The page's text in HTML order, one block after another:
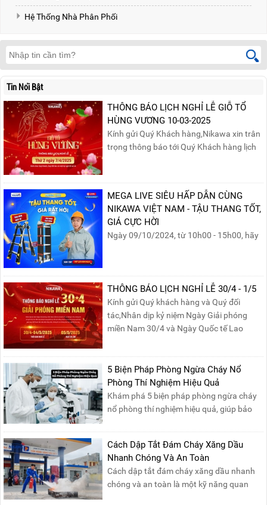
Hệ Thống Nhà Phân Phối
Tin Nổi Bật
THÔNG BÁO LỊCH NGHỈ LỄ GIỖ TỔ
HÙNG VƯƠNG 10-03-2025
Kính gửi Quý Khách hàng,Nikawa xin trân
trọng thông báo tới Quý Khách hàng lịch
07/04/2025, nhằm ngày Giỗ Tổ Hùng
Vương – dịp để tưởng nhớ công ơn dựng
nước của các Vua Hùng....
MEGA LIVE SIÊU HẤP DẪN CÙNG
NIKAWA VIỆT NAM - TẬU THANG TỐT,
GIÁ CỰC HỜI
Ngày 09/10/2024, từ 10h00 - 15h00, hãy
phần quà siêu hấp dẫn và mua sắm
những sản phẩm thang chính hãng với
mức giá không thể tốt hơn!Tham gia
Mega Live, bạn sẽ nhận được gì?...
THÔNG BÁO LỊCH NGHỈ LỄ 30/4 - 1/5
Kính gửi Quý khách hàng và Quý đối
tác,Nhân dịp kỷ niệm Ngày Giải phóng
miền Nam 30/4 và Ngày Quốc tế Lao
báo lịch nghỉ lễ như sau:Thời gian nghỉ: Từ
Thứ Ba, ngày 29/04/2025 đến hết Chủ
Nhật, ngày 04/05/2025.T...
5 Biện Pháp Phòng Ngừa Cháy Nổ
Phòng Thí Nghiệm Hiệu Quả
Khám phá 5 biện pháp phòng ngừa cháy
nổ phòng thí nghiệm hiệu quả, giúp bảo
sản, giảm thiểu nguy cơ cháy nổ phòng thí
nghiệm.
Cách Dập Tắt Đám Cháy Xăng Dầu
Nhanh Chóng Và An Toàn
Cách dập tắt đám cháy xăng dầu nhanh
chóng và an toàn là một kỹ năng quan